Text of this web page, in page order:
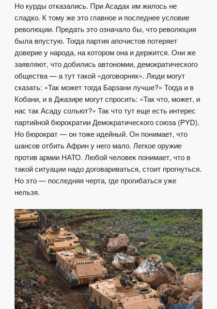
Но курды отказались. При Асадах им жилось не
сладко. К тому же это главное и последнее условие
революции. Предать это означало бы, что революция
была впустую. Тогда партия апочистов потеряет
доверие у народа, на котором она и держится. Они же
заявляют, что добились автономии, демократического
общества — а тут такой «договорняк». Люди могут
сказать: «Так может тогда Барзани лучше?» Тогда и в
Кобани, и в Джазире могут спросить: «Так что, может, и
нас так Асаду сольют?» Так что тут еще есть интерес
партийной бюрократии Демократического союза (PYD).
Но бюрократ — он тоже идейный. Он понимает, что
шансов отбить Африн у него мало. Легкое оружие
против армии НАТО. Любой человек понимает, что в
такой ситуации надо договариваться, стоит прогнуться.
Но это — последняя черта, где прогибаться уже
нельзя.